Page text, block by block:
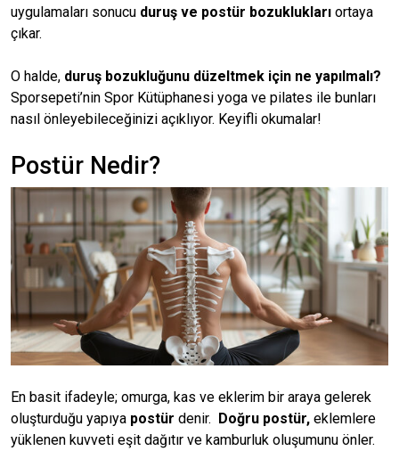
uygulamaları sonucu duruş ve postür bozuklukları ortaya
çıkar.
O halde, duruş bozukluğunu düzeltmek için ne yapılmalı?
Sporsepeti’nin Spor Kütüphanesi yoga ve pilates ile bunları
nasıl önleyebileceğinizi açıklıyor. Keyifli okumalar!
Postür Nedir?
En basit ifadeyle; omurga, kas ve eklerim bir araya gelerek
oluşturduğu yapıya postür denir. Doğru postür, eklemlere
yüklenen kuvveti eşit dağıtır ve kamburluk oluşumunu önler.